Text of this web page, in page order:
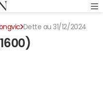
Dette au 31/12/2024